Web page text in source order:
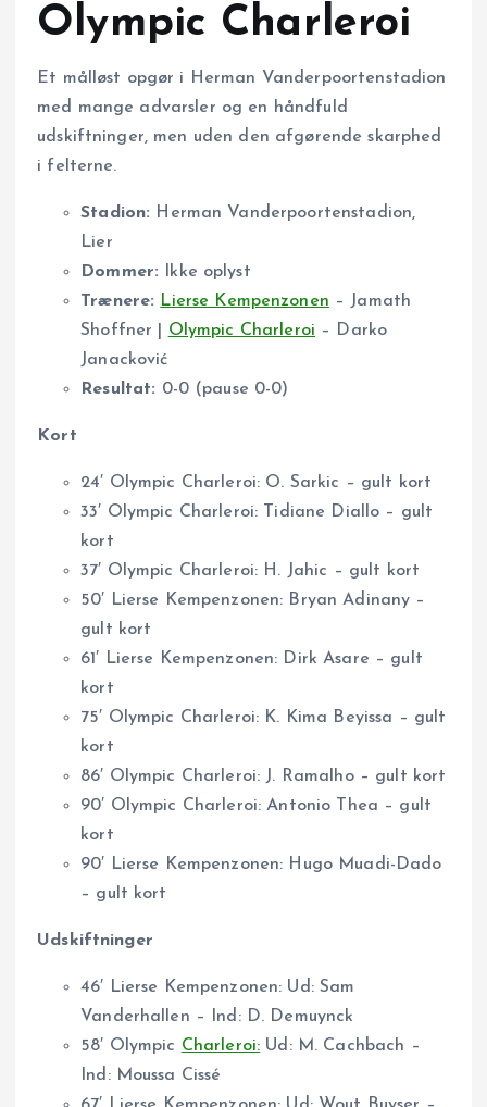
Olympic Charleroi
Et målløst opgør i Herman Vanderpoortenstadion
med mange advarsler og en håndfuld
udskiftninger, men uden den afgørende skarphed
i felterne.
Stadion: Herman Vanderpoortenstadion,
Lier
Dommer: Ikke oplyst
Trænere: Lierse Kempenzonen – Jamath
Shoffner | Olympic Charleroi – Darko
Janacković
Resultat: 0-0 (pause 0-0)
Kort
24′ Olympic Charleroi: O. Sarkic – gult kort
33′ Olympic Charleroi: Tidiane Diallo – gult
kort
37′ Olympic Charleroi: H. Jahic – gult kort
50′ Lierse Kempenzonen: Bryan Adinany –
gult kort
61′ Lierse Kempenzonen: Dirk Asare – gult
kort
75′ Olympic Charleroi: K. Kima Beyissa – gult
kort
86′ Olympic Charleroi: J. Ramalho – gult kort
90′ Olympic Charleroi: Antonio Thea – gult
kort
90′ Lierse Kempenzonen: Hugo Muadi-Dado
– gult kort
Udskiftninger
46′ Lierse Kempenzonen: Ud: Sam
Vanderhallen – Ind: D. Demuynck
58′ Olympic Charleroi: Ud: M. Cachbach –
Ind: Moussa Cissé